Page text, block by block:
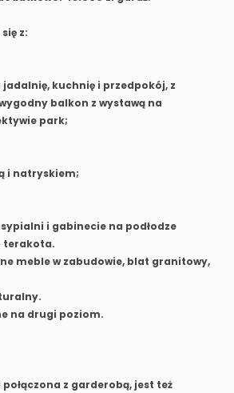
z:
kuchnię i przedpokój, z
balkon z wystawą na
park;
i natryskiem;
i gabinecie na podłodze
terakota.
meble w zabudowie, blat granitowy,
na drugi poziom.
z garderobą, jest też